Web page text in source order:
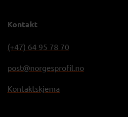
Kontakt
(+47) 64 95 78 70
post@norgesprofil.no
Kontaktskjema